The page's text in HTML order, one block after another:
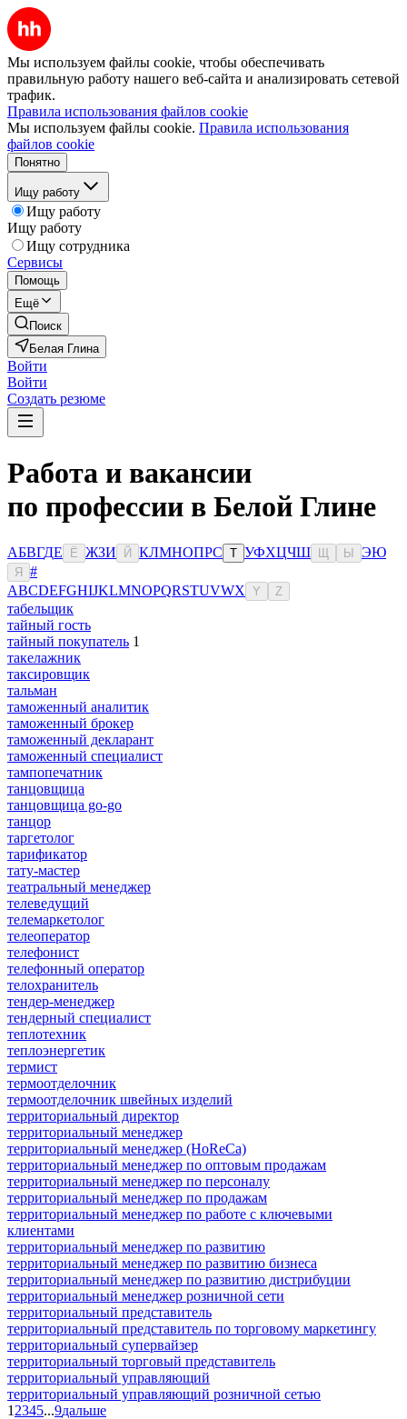
Мы используем файлы cookie, чтобы обеспечивать
правильную работу нашего веб-сайта и анализировать сетевой
трафик.
Правила использования файлов cookie
Мы используем файлы cookie. Правила использования
файлов cookie
Понятно
Ищу работу
Ищу работу
Ищу работу
Ищу сотрудника
Сервисы
Помощь
Ещё
Поиск
Белая Глина
Войти
Войти
Создать резюме
Работа и вакансии
по профессии в Белой Глине
АБВГДЕ Ё ЖЗИ Й КЛМНОПРС Т УФХЦЧШ Ы ЭЮ
Я
#
ABCDEFGHIJKLMNOPQRSTUVWX Y Z
табельщик
тайный гость
тайный покупатель 1
такелажник
таксировщик
тальман
таможенный аналитик
таможенный брокер
таможенный декларант
таможенный специалист
тампопечатник
танцовщица
танцовщица go-go
танцор
таргетолог
тарификатор
тату-мастер
театральный менеджер
телеведущий
телемаркетолог
телеоператор
телефонист
телефонный оператор
телохранитель
тендер-менеджер
тендерный специалист
теплотехник
теплоэнергетик
термист
термоотделочник
термоотделочник швейных изделий
территориальный директор
территориальный менеджер
территориальный менеджер (HoReCa)
территориальный менеджер по оптовым продажам
территориальный менеджер по персоналу
территориальный менеджер по продажам
территориальный менеджер по работе с ключевыми
клиентами
территориальный менеджер по развитию
территориальный менеджер по развитию бизнеса
территориальный менеджер по развитию дистрибуции
территориальный менеджер розничной сети
территориальный представитель
территориальный представитель по торговому маркетингу
территориальный супервайзер
территориальный торговый представитель
территориальный управляющий
территориальный управляющий розничной сетью
1 2345...9дальше